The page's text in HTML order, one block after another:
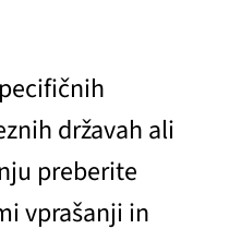
državah ali
preberite
vprašanji in